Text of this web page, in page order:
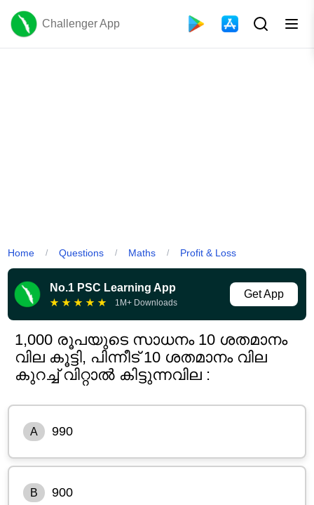
Challenger App
Home / Questions / Maths / Profit & Loss
No.1 PSC Learning App
★ ★ ★ ★ ★ 1M+ Downloads
Get App
1,000 രൂപയുടെ സാധനം 10 ശതമാനം
വില കൂട്ടി, പിന്നീട് 10 ശതമാനം വില
കുറച്ച് വിറ്റാൽ കിട്ടുന്നവില :
A 990
B 900